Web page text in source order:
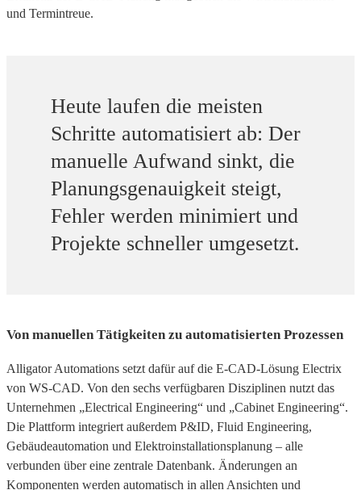
und Termintreue.
Heute laufen die meisten
Schritte automatisiert ab: Der
manuelle Aufwand sinkt, die
Planungsgenauigkeit steigt,
Fehler werden minimiert und
Projekte schneller umgesetzt.
Von manuellen Tätigkeiten zu automatisierten Prozessen
Alligator Automations setzt dafür auf die E-CAD-Lösung Electrix
von WS-CAD. Von den sechs verfügbaren Disziplinen nutzt das
Unternehmen „Electrical Engineering“ und „Cabinet Engineering“.
Die Plattform integriert außerdem P&ID, Fluid Engineering,
Gebäudeautomation und Elektroinstallationsplanung – alle
verbunden über eine zentrale Datenbank. Änderungen an
Komponenten werden automatisch in allen Ansichten und